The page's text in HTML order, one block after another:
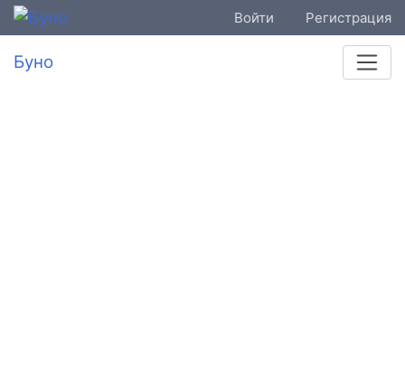
Войти Регистрация
Буно